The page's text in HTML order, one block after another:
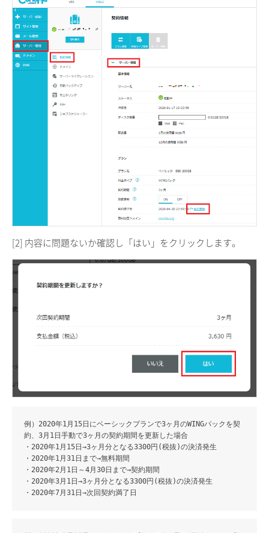
[2] 内容に問題ないか確認し「はい」をクリックします。
例）2020年1月15日にベーシックプランで3ヶ月のWINGパックを契
約、3月1日手動で3ヶ月の契約期間を更新した場合
・2020年1月15日→3ヶ月分となる3300円(税抜)の決済発生
・2020年1月31日まで→無料期間
・2020年2月1日～4月30日まで→契約期間
・2020年3月1日→3ヶ月分となる3300円(税抜)の決済発生
・2020年7月31日→次回契約満了日